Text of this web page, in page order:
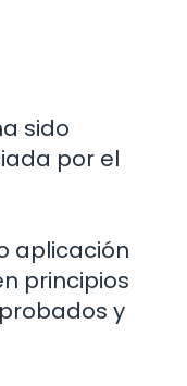
sido
por el
aplicación
principios
y